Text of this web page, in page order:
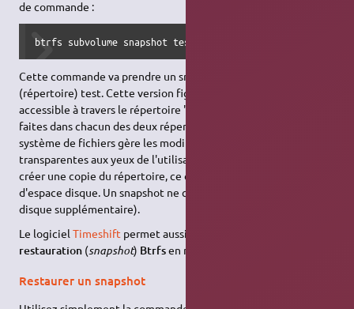
de commande :
btrfs subvolume snapshot test test_v1
Cette commande va prendre un snaphsot du sous-volume
(répertoire) test. Cette version figée de votre répertoire sera
accessible à travers le répertoire "test_v1". Les modifications
faites dans chacun des deux répertoires sont indépendantes. Le
système de fichiers gère les modifications pour qu'elles soient
transparentes aux yeux de l'utilisateur (avec ext4, il aurait fallu
créer une copie du répertoire, ce qui aurait occupé le double
d'espace disque. Un snapshot ne consomme pas d'espace
disque supplémentaire).
Le logicielTimeshift permet aussi de prendre un
restauration (snapshot) Btrfsen mode graphique.
Restaurer un snapshot